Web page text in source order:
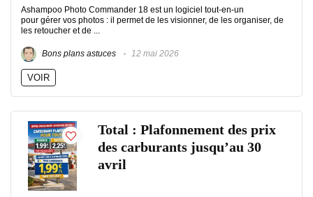
Ashampoo Photo Commander 18 est un logiciel tout‑en‑un
pour gérer vos photos : il permet de les visionner, de les organiser, de
les retoucher et de ...
Bons plans astuces 12 mai 2026
VOIR
Total : Plafonnement des prix
des carburants jusqu’au 30
avril